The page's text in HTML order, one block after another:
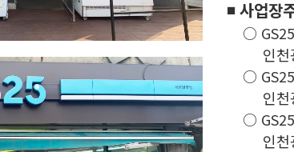
◾ 사업장
○ GS25
인천
○ GS25
인천광
○ GS25
인천광